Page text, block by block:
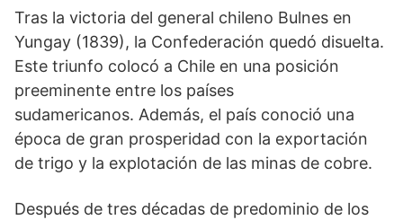
Tras la victoria del general chileno Bulnes en
Yungay (1839), la Confederación quedó disuelta.
Este triunfo colocó a Chile en una posición
preeminente entre los países
sudamericanos. Además, el país conoció una
época de gran prosperidad con la exportación
de trigo y la explotación de las minas de cobre.
Después de tres décadas de predominio de los